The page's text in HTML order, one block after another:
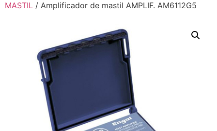
MASTIL / Amplificador de mastil AMPLIF. AM6112G5